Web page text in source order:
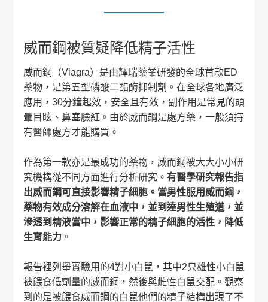
威而鋼被質疑降低精子活性
威而鋼（Viagra）是由輝瑞藥業研發的全球首款ED
藥物，是第五型磷酸二酯酶抑制劑。在全球各地廣泛
應用，30分鐘起效，安全且有效，副作用是常見的頭
暈目眩、鼻塞臉紅。由於威而鋼是處方藥，一般須持
有醫師處方才能購買。
作為第一款亦是最成功的藥物，威而鋼被大大小小研
究機構從不同方面進行分析研究。 有醫學研究報告指
出威而鋼可直接影響精子細胞。當男性服用威而鋼，
藥物有效成分溶解在血液中，並到達男性生殖道，並
滲透到精液當中，影響正常的精子細胞的活性，降低
生育能力。
報告裡列舉實驗用的4對小白鼠，其中2只雄性小白鼠
被餵食低劑量的威而鋼，然後與雌性白鼠交配。觀察
到的是被餵食威而鋼的白鼠他們的精子結構出現了不